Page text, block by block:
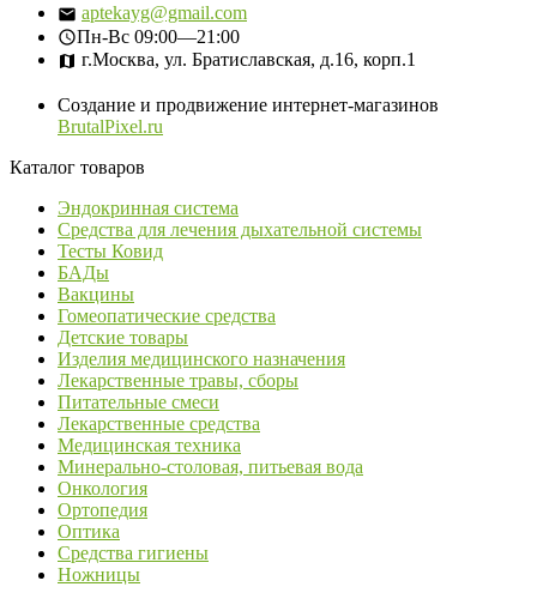
aptekayg@gmail.com
Пн-Вс 09:00—21:00
г.Москва, ул. Братиславская, д.16, корп.1
Создание и продвижение интернет-магазинов
BrutalPixel.ru
Каталог товаров
Эндокринная система
Средства для лечения дыхательной системы
Тесты Ковид
БАДы
Вакцины
Гомеопатические средства
Детские товары
Изделия медицинского назначения
Лекарственные травы, сборы
Питательные смеси
Лекарственные средства
Медицинская техника
Минерально-столовая, питьевая вода
Онкология
Ортопедия
Оптика
Средства гигиены
Ножницы